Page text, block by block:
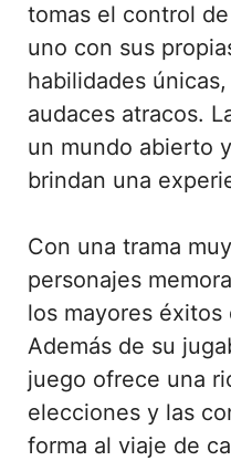
tomas el control
uno con sus
habilidades
audaces atracos.
un mundo abierto
brindan una
Con una trama
personajes
los mayores
Además de su
juego ofrece una
elecciones y las
forma al viaje de